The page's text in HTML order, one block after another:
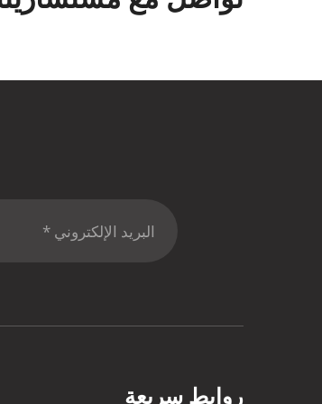
روابط سريعة